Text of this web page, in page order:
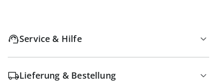
Service & Hilfe
Lieferung & Bestellung